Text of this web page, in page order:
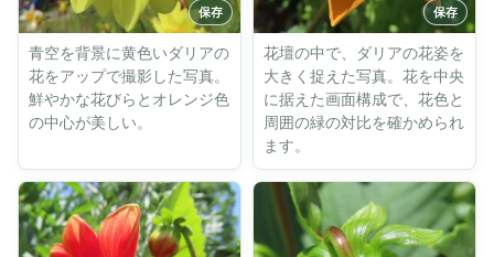
青空を背景に黄色いダリアの
花をアップで撮影した写真。
鮮やかな花びらとオレンジ色
の中心が美しい。
花壇の中で、ダリアの花姿を
大きく捉えた写真。花を中央
に据えた画面構成で、花色と
周囲の緑の対比を確かめられ
ます。